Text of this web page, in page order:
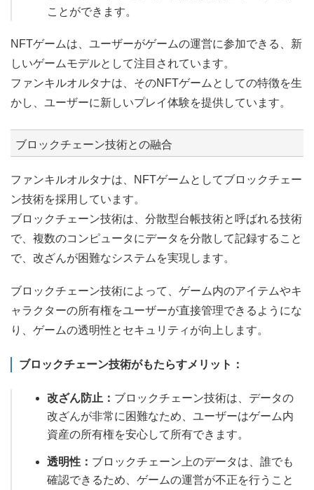
ことができます。
NFTゲームは、ユーザーがゲームの運営に参加できる、新
しいゲームモデルとして注目されています。
ファンキルオルタナは、そのNFTゲームとしての特徴を生
かし、ユーザーに新しいプレイ体験を提供しています。
ブロックチェーン技術との融合
ファンキルオルタナは、NFTゲームとしてブロックチェー
ン技術を採用しています。
ブロックチェーン技術は、分散型台帳技術と呼ばれる技術
で、複数のコンピュータにデータを分散して記録すること
で、改ざんが困難なシステムを実現します。
ブロックチェーン技術によって、ゲーム内のアイテムやキ
ャラクターの所有権をユーザーが直接管理できるようにな
り、ゲームの透明性とセキュリティが向上します。
ブロックチェーン技術がもたらすメリット：
改ざん防止： ブロックチェーン技術は、データの
改ざんが非常に困難なため、ユーザーはゲーム内
資産の所有権を安心して所有できます。
透明性： ブロックチェーン上のデータは、誰でも
確認できるため、ゲームの運営が不正を行うこと